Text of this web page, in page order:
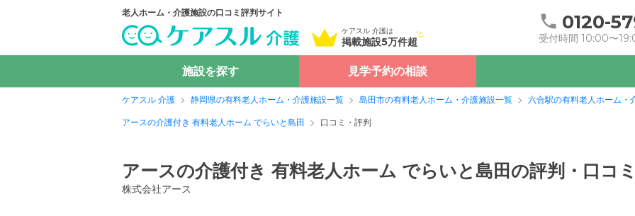
老人ホーム・介護施設の口コミ評判サイト
ケアスル 介護は
掲載施設5万件超
0120-
受付時間 10:00〜
施設を探す 見学予約の相談
ケアスル 介護 静岡県の有料老人ホーム・介護施設一覧 島田市の有料老人ホーム・介護施設一覧 六合駅の有料老人ホーム・
アースの介護付き 有料老人ホーム でらいと島田 口コミ・評判
アースの介護付き 有料老人ホーム でらいと島田の評判・口コ
株式会社アース